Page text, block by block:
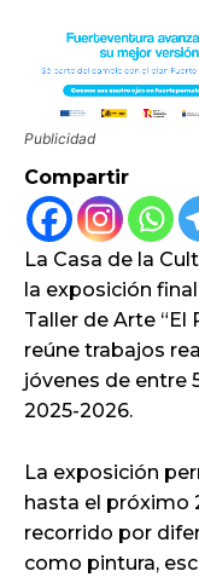
Publicidad
Compartir
La Casa de la
la exposición
Taller de Arte “El
reúne trabajos
jóvenes de entre
2025-2026.
La exposición
hasta el próximo
recorrido por
como pintura,